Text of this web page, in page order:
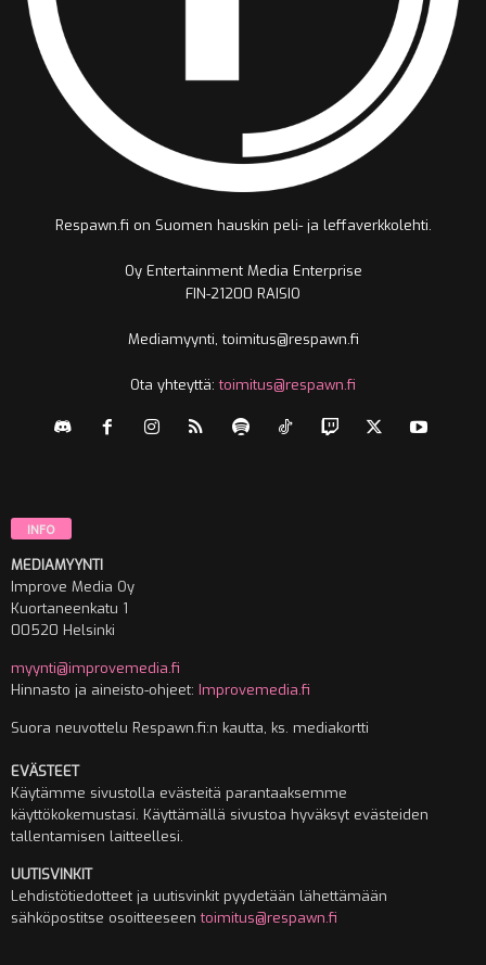
Respawn.fi on Suomen hauskin peli- ja leffaverkkolehti.
Oy Entertainment Media Enterprise
FIN-21200 RAISIO
Mediamyynti, toimitus@respawn.fi
Ota yhteyttä:toimitus@respawn.fi
INFO
MEDIAMYYNTI
Improve Media Oy
Kuortaneenkatu 1
00520 Helsinki
myynti@improvemedia.fi
Hinnasto ja aineisto-ohjeet: Improvemedia.fi
Suora neuvottelu Respawn.fi:n kautta, ks. mediakortti
EVÄSTEET
Käytämme sivustolla evästeitä parantaaksemme
käyttökokemustasi. Käyttämällä sivustoa hyväksyt evästeiden
tallentamisen laitteellesi.
UUTISVINKIT
Lehdistötiedotteet ja uutisvinkit pyydetään lähettämään
sähköpostitse osoitteeseentoimitus@respawn.fi